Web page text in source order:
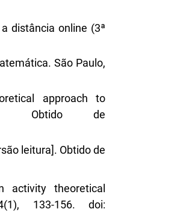
distância online (3ª
São Paulo,
approach to
Obtido de
leitura]. Obtido de
activity theoretical
133-156. doi: